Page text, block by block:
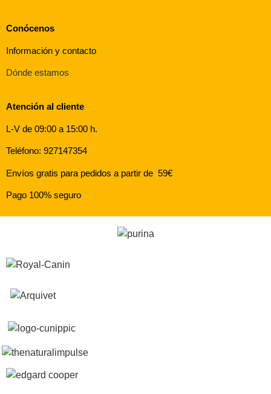
Conócenos
Información y contacto
Dónde estamos
Atención al cliente
L-V de 09:00 a 15:00 h.
Teléfono: 927147354
Envíos gratis para pedidos a partir de 59€
Pago 100% seguro